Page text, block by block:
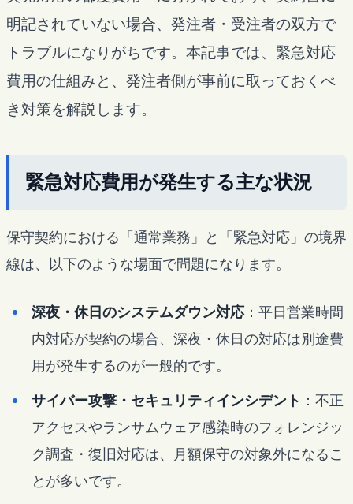
明記されていない場合、発注者・受注者の双方で
トラブルになりがちです。本記事では、緊急対応
費用の仕組みと、発注者側が事前に取っておくべ
き対策を解説します。
緊急対応費用が発生する主な状況
保守契約における「通常業務」と「緊急対応」の境界
線は、以下のような場面で問題になります。
深夜・休日のシステムダウン対応：平日営業時間
内対応が契約の場合、深夜・休日の対応は別途費
用が発生するのが一般的です。
サイバー攻撃・セキュリティインシデント ：不正
アクセスやランサムウェア感染時のフォレンジッ
ク調査・復旧対応は、月額保守の対象外になるこ
とが多いです。